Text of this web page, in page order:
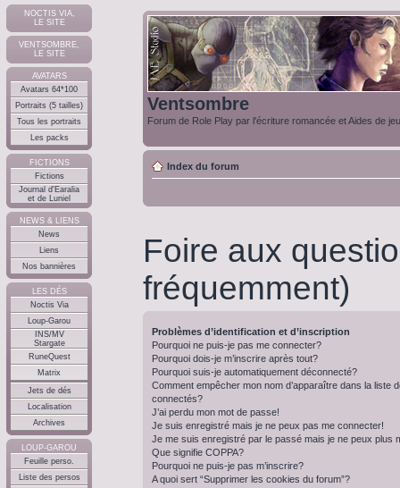
NOCTIS VIA,
LE SITE
VENTSOMBRE,
LE SITE
AVATARS
Avatars 64*100
Portraits (5 tailles)
Tous les portraits
Les packs
FICTIONS
Fictions
Journal d'Earalia
et de Luniel
NEWS & LIENS
News
Liens
Nos bannières
LES DÉS
Noctis Via
Loup-Garou
INS/MV
Stargate
RuneQuest
Matrix
Jets de dés
Localisation
Archives
LOUP-GAROU
Feuille perso.
Liste des persos
Ventsombre
Forum de Role Play par l'écriture romancée et Aides de
Index du forum
Foire aux
fréquemment)
Problèmes d’identification et d’inscription
Pourquoi ne puis-je pas me connecter?
Pourquoi dois-je m’inscrire après tout?
Pourquoi suis-je automatiquement déconnecté?
Comment empêcher mon nom d’apparaître dans la liste
connectés?
J’ai perdu mon mot de passe!
Je suis enregistré mais je ne peux pas me connecter!
Je me suis enregistré par le passé mais je ne peux plus
Que signifie COPPA?
Pourquoi ne puis-je pas m’inscrire?
A quoi sert “Supprimer les cookies du forum”?